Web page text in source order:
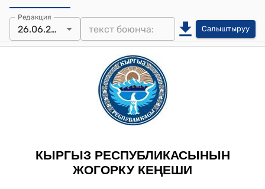
Редакция
26.06.2008 Салыштыруу